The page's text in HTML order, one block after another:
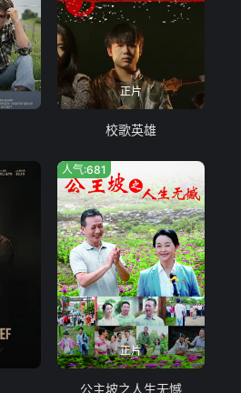
正片
校歌英雄
正片
人气:681
公主坡之人生无憾